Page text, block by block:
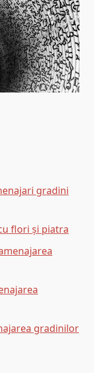
gradini
flori și piatra
gradinilor